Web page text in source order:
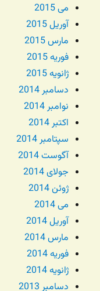
می 2015
آوریل 2015
مارس 2015
فوریه 2015
ژانویه 2015
دسامبر 2014
نوامبر 2014
اکتبر 2014
سپتامبر 2014
آگوست 2014
جولای 2014
ژوئن 2014
می 2014
آوریل 2014
مارس 2014
فوریه 2014
ژانویه 2014
دسامبر 2013